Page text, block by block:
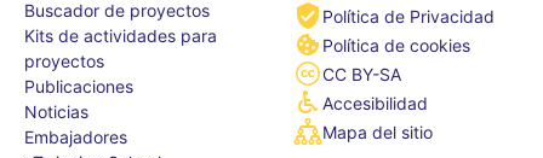
Buscador de proyectos
Kits de actividades para
proyectos
Publicaciones
Noticias
Embajadores
Política de Privacidad
Política de cookies
CC BY-SA
Accesibilidad
Mapa del sitio